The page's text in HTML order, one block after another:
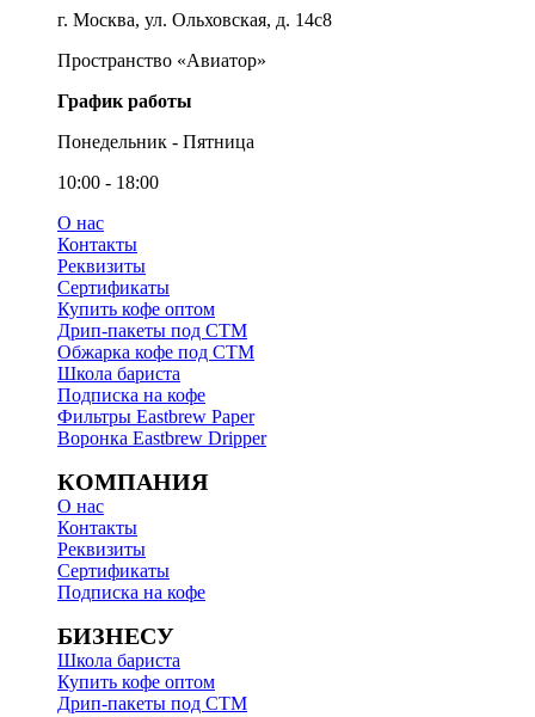
г. Москва, ул. Ольховская, д. 14с8
Пространство «Авиатор»
График работы
Понедельник - Пятница
10:00 - 18:00
О нас
Контакты
Реквизиты
Сертификаты
Купить кофе оптом
Дрип-пакеты под СТМ
Обжарка кофе под СТМ
Школа бариста
Подписка на кофе
Фильтры Eastbrew Paper
Воронка Eastbrew Dripper
КОМПАНИЯ
О нас
Контакты
Реквизиты
Сертификаты
Подписка на кофе
БИЗНЕСУ
Школа бариста
Купить кофе оптом
Дрип-пакеты под СТМ